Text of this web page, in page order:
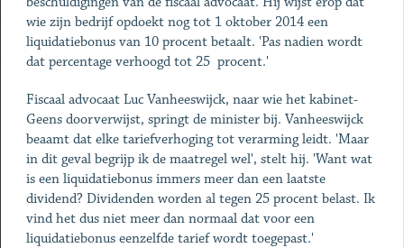
wie zijn bedrijf opdoekt nog tot 1 oktober 2014 een
liquidatiebonus van 10 procent betaalt. 'Pas nadien wordt
dat percentage verhoogd tot 25 procent.'
Fiscaal advocaat Luc Vanheeswijck, naar wie het kabinet-
Geens doorverwijst, springt de minister bij. Vanheeswijck
beaamt dat elke tariefverhoging tot verarming leidt. 'Maar
in dit geval begrijp ik de maatregel wel', stelt hij. 'Want wat
is een liquidatiebonus immers meer dan een laatste
dividend? Dividenden worden al tegen 25 procent belast. Ik
vind het dus niet meer dan normaal dat voor een
liquidatiebonus eenzelfde tarief wordt toegepast.'